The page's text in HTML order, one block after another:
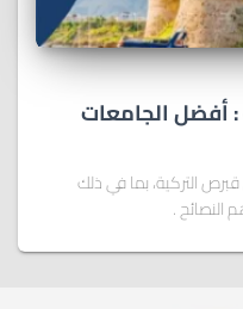
: أفضل الجامعات
التركية، بما في ذلك
النصائح .